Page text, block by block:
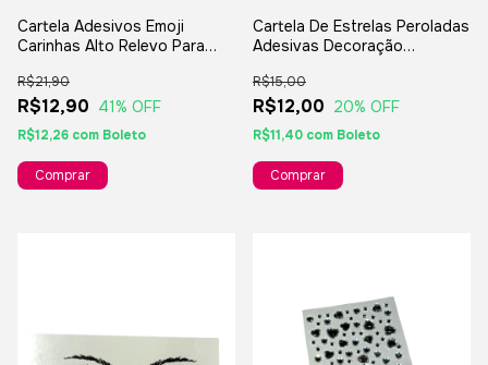
Cartela Adesivos Emoji
Carinhas Alto Relevo Para
R$12,90
R$21,90
41% OFF
R$12,26 com Boleto
Cartela De Estrelas Peroladas
Adesivas Decoração
R$12,00
R$15,00
20% OFF
R$11,40 com Boleto